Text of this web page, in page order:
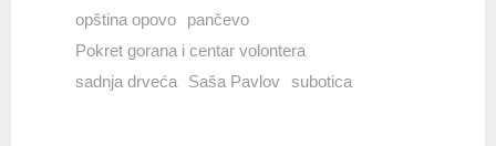
opština opovo
pančevo
Pokret gorana i centar volontera
sadnja drveća
Saša Pavlov subotica